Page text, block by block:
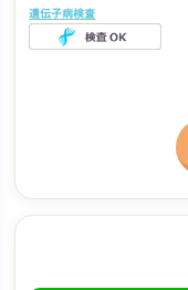
遺伝子病検査